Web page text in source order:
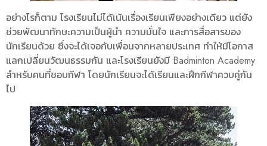
อย่างไรก็ตาม โรงเรียนไม่ได้เน้นเรื่องเรียนเพียงอย่างเดียว แต่ยัง
ช่วยพัฒนาทักษะความเป็นผู้นำ ความมั่นใจ และการสื่อสารของ
นักเรียนด้วย ซึ่งจะได้เจอกับเพื่อนจากหลายประเทศ ทำให้มีโอกาส
แลกเปลี่ยนวัฒนธรรมกัน และโรงเรียนยังมี Badminton Academy
สำหรับคนที่ชอบกีฬา โดยนักเรียนจะได้เรียนและฝึกกีฬาควบคู่กัน
ไป